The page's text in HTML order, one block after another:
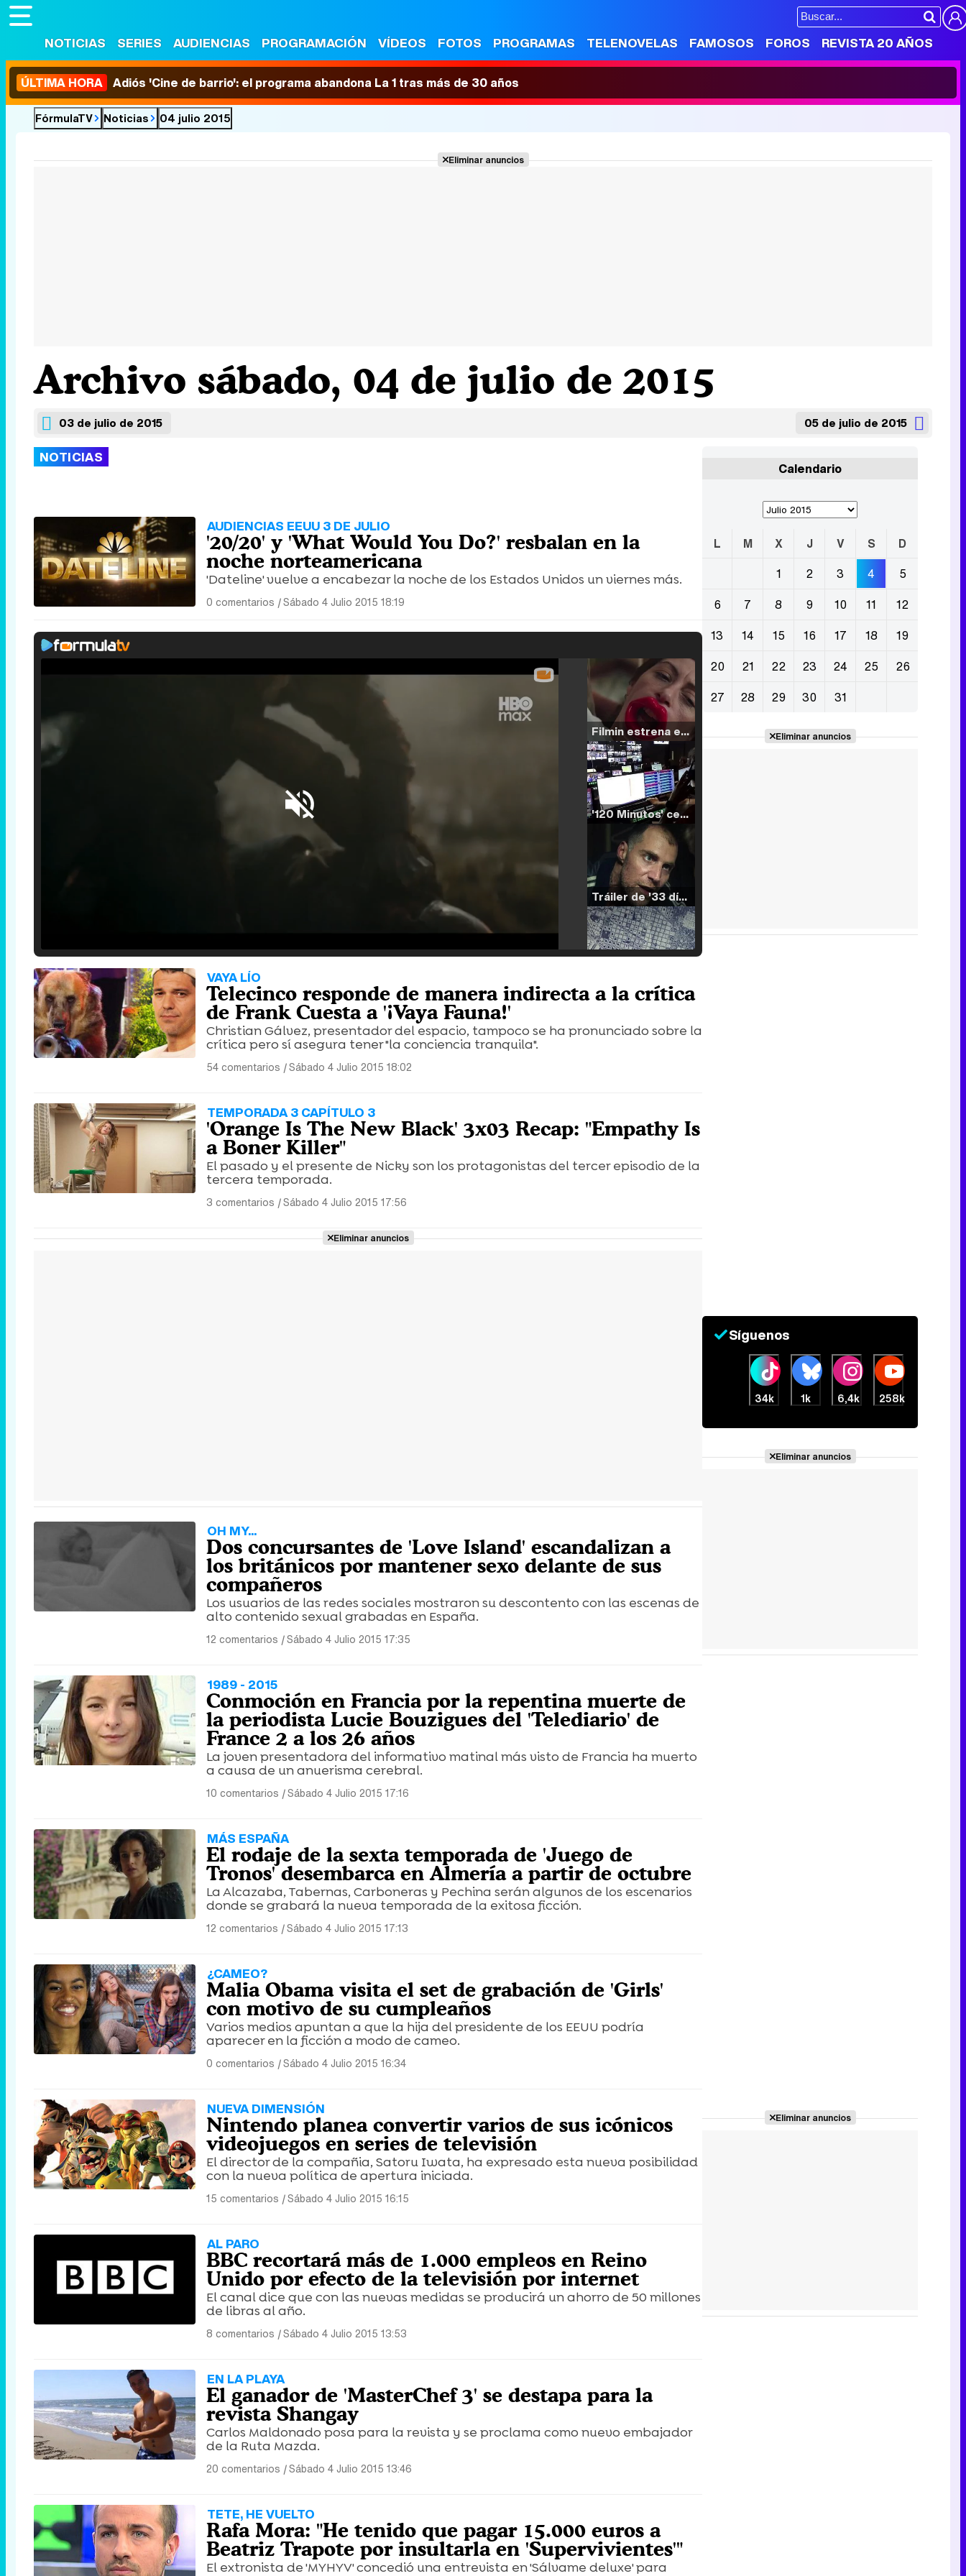
NOTICIAS SERIES AUDIENCIAS PROGRAMACIÓN VÍDEOS FOTOS PROGRAMAS TELENOVELAS FAMOSOS FOROS REVISTA 20 AÑOS
ÚLTIMA HORA Adiós 'Cine de barrio': el programa abandona La 1 tras más de 30 años
FórmulaTV Noticias 04 julio 2015
Eliminar anuncios
Archivo sábado, 04 de julio de 2015
03 de julio de 2015 05 de julio de 2015
NOTICIAS
AUDIENCIAS EEUU 3 DE JULIO
'20/20' y 'What Would You Do?' resbalan en la
noche norteamericana
'Dateline' vuelve a encabezar la noche de los Estados Unidos un viernes más.
0 comentarios |Sábado 4 Julio 2015 18:19
Filmin estrena el tráiler de 'Millennial Mal', su nueva comedia universitaria de la mano de Lorena Iglesias
'120 Minutos' celebra sus 2.000 programas en Telemadrid con un vídeo del día a día en la redacción
Tráiler de '33 días', la nueva serie de Atresplayer con Julián Villagrán y José Manuel Poga
VAYA LÍO
Telecinco responde de manera indirecta a la crítica
de Frank Cuesta a '¡Vaya Fauna!'
Christian Gálvez, presentador del espacio, tampoco se ha pronunciado sobre la
crítica pero sí asegura tener "la conciencia tranquila".
54 comentarios |Sábado 4 Julio 2015 18:02
TEMPORADA 3 CAPÍTULO 3
'Orange Is The New Black' 3x03 Recap: "Empathy Is
a Boner Killer"
El pasado y el presente de Nicky son los protagonistas del tercer episodio de la
tercera temporada.
3 comentarios |Sábado 4 Julio 2015 17:56
Eliminar anuncios
OH MY...
Dos concursantes de 'Love Island' escandalizan a
los británicos por mantener sexo delante de sus
compañeros
Los usuarios de las redes sociales mostraron su descontento con las escenas de
alto contenido sexual grabadas en España.
12 comentarios |Sábado 4 Julio 2015 17:35
1989 - 2015
Conmoción en Francia por la repentina muerte de
la periodista Lucie Bouzigues del 'Telediario' de
France 2 a los 26 años
La joven presentadora del informativo matinal más visto de Francia ha muerto
a causa de un anuerisma cerebral.
10 comentarios |Sábado 4 Julio 2015 17:16
MÁS ESPAÑA
El rodaje de la sexta temporada de 'Juego de
Tronos' desembarca en Almería a partir de octubre
La Alcazaba, Tabernas, Carboneras y Pechina serán algunos de los escenarios
donde se grabará la nueva temporada de la exitosa ficción.
12 comentarios |Sábado 4 Julio 2015 17:13
¿CAMEO?
Malia Obama visita el set de grabación de 'Girls'
con motivo de su cumpleaños
Varios medios apuntan a que la hija del presidente de los EEUU podría
aparecer en la ficción a modo de cameo.
0 comentarios |Sábado 4 Julio 2015 16:34
NUEVA DIMENSIÓN
Nintendo planea convertir varios de sus icónicos
videojuegos en series de televisión
El director de la compañia, Satoru Iwata, ha expresado esta nueva posibilidad
con la nueva política de apertura iniciada.
15 comentarios |Sábado 4 Julio 2015 16:15
AL PARO
BBC recortará más de 1.000 empleos en Reino
Unido por efecto de la televisión por internet
El canal dice que con las nuevas medidas se producirá un ahorro de 50 millones
de libras al año.
8 comentarios |Sábado 4 Julio 2015 13:53
EN LA PLAYA
El ganador de 'MasterChef 3' se destapa para la
revista Shangay
Carlos Maldonado posa para la revista y se proclama como nuevo embajador
de la Ruta Mazda.
20 comentarios |Sábado 4 Julio 2015 13:46
TETE, HE VUELTO
Rafa Mora: "He tenido que pagar 15.000 euros a
Beatriz Trapote por insultarla en 'Supervivientes'"
El extronista de 'MYHYV' concedió una entrevista en 'Sálvame deluxe' para
Calendario
L M X J V S
D
1
2 3 4
5
6
7 8 9 10 11
12
13
14 15 16 17 18
19
20
21 22 23 24 25
26
27
28 29 30 31
Eliminar anuncios
Síguenos
34k 1k 6,4k 258k
Eliminar anuncios
Eliminar anuncios